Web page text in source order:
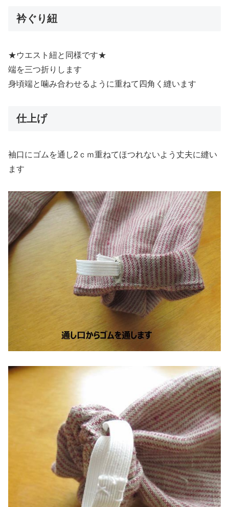
衿ぐり紐
★ウエスト紐と同様です★
端を三つ折りします
身頃端と噛み合わせるように重ねて四角く縫います
仕上げ
袖口にゴムを通し2ｃｍ重ねてほつれないよう丈夫に縫い
ます